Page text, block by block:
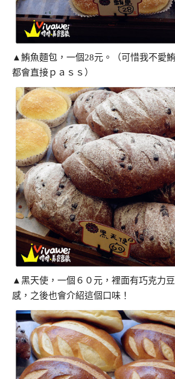
▲鮪魚麵包，一個28元。（可惜我不愛
都會直接ｐａｓｓ）
▲黑天使，一個６０元，裡面有巧克力
感，之後也會介紹這個口味！